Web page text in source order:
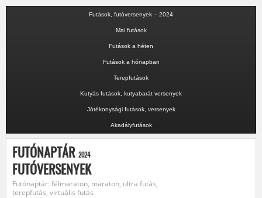
Futások, futóversenyek – 2024
Mai futások
Futások a héten
Futások a hónapban
Terepfutások
Kutyás futások, kutyabarát versenyek
Jótékonysági futások, versenyek
Akadályfutások
FUTÓNAPTÁR 2024
FUTÓVERSENYEK
Futónaptár: félmaraton, maraton, ultra futás,
terepfutás, virtuális futás